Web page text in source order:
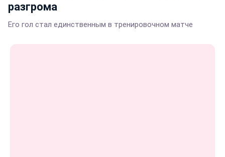
разгрома
Его гол стал единственным в тренировочном матче